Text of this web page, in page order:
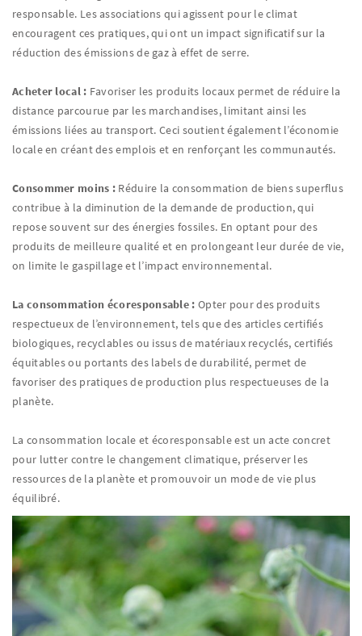
responsable. Les associations qui agissent pour le climat
encouragent ces pratiques, qui ont un impact significatif sur la
réduction des émissions de gaz à effet de serre.
Acheter local : Favoriser les produits locaux permet de réduire la
distance parcourue par les marchandises, limitant ainsi les
émissions liées au transport. Ceci soutient également l’économie
locale en créant des emplois et en renforçant les communautés.
Consommer moins : Réduire la consommation de biens superflus
contribue à la diminution de la demande de production, qui
repose souvent sur des énergies fossiles. En optant pour des
produits de meilleure qualité et en prolongeant leur durée de vie,
on limite le gaspillage et l’impact environnemental.
La consommation écoresponsable : Opter pour des produits
respectueux de l’environnement, tels que des articles certifiés
biologiques, recyclables ou issus de matériaux recyclés, certifiés
équitables ou portants des labels de durabilité, permet de
favoriser des pratiques de production plus respectueuses de la
planète.
La consommation locale et écoresponsable est un acte concret
pour lutter contre le changement climatique, préserver les
ressources de la planète et promouvoir un mode de vie plus
équilibré.